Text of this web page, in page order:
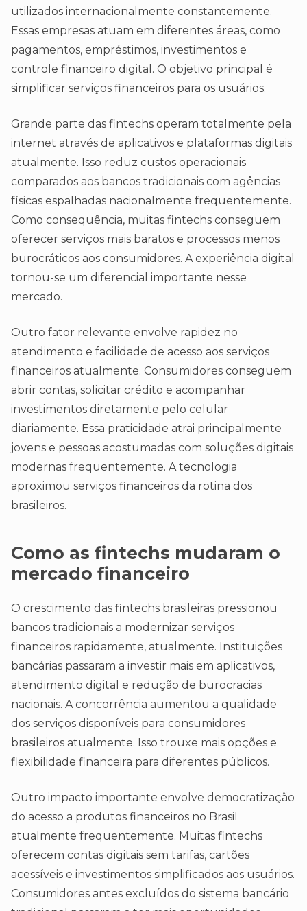
utilizados internacionalmente constantemente.
Essas empresas atuam em diferentes áreas, como
pagamentos, empréstimos, investimentos e
controle financeiro digital. O objetivo principal é
simplificar serviços financeiros para os usuários.
Grande parte das fintechs operam totalmente pela
internet através de aplicativos e plataformas digitais
atualmente. Isso reduz custos operacionais
comparados aos bancos tradicionais com agências
físicas espalhadas nacionalmente frequentemente.
Como consequência, muitas fintechs conseguem
oferecer serviços mais baratos e processos menos
burocráticos aos consumidores. A experiência digital
tornou-se um diferencial importante nesse
mercado.
Outro fator relevante envolve rapidez no
atendimento e facilidade de acesso aos serviços
financeiros atualmente. Consumidores conseguem
abrir contas, solicitar crédito e acompanhar
investimentos diretamente pelo celular
diariamente. Essa praticidade atrai principalmente
jovens e pessoas acostumadas com soluções digitais
modernas frequentemente. A tecnologia
aproximou serviços financeiros da rotina dos
brasileiros.
Como as fintechs mudaram o
mercado financeiro
O crescimento das fintechs brasileiras pressionou
bancos tradicionais a modernizar serviços
financeiros rapidamente, atualmente. Instituições
bancárias passaram a investir mais em aplicativos,
atendimento digital e redução de burocracias
nacionais. A concorrência aumentou a qualidade
dos serviços disponíveis para consumidores
brasileiros atualmente. Isso trouxe mais opções e
flexibilidade financeira para diferentes públicos.
Outro impacto importante envolve democratização
do acesso a produtos financeiros no Brasil
atualmente frequentemente. Muitas fintechs
oferecem contas digitais sem tarifas, cartões
acessíveis e investimentos simplificados aos usuários.
Consumidores antes excluídos do sistema bancário